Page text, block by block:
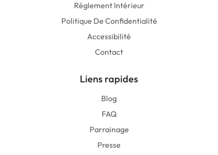
Règlement Intérieur
Politique De Confidentialité
Accessibilité
Contact
Liens rapides
Blog
FAQ
Parrainage
Presse